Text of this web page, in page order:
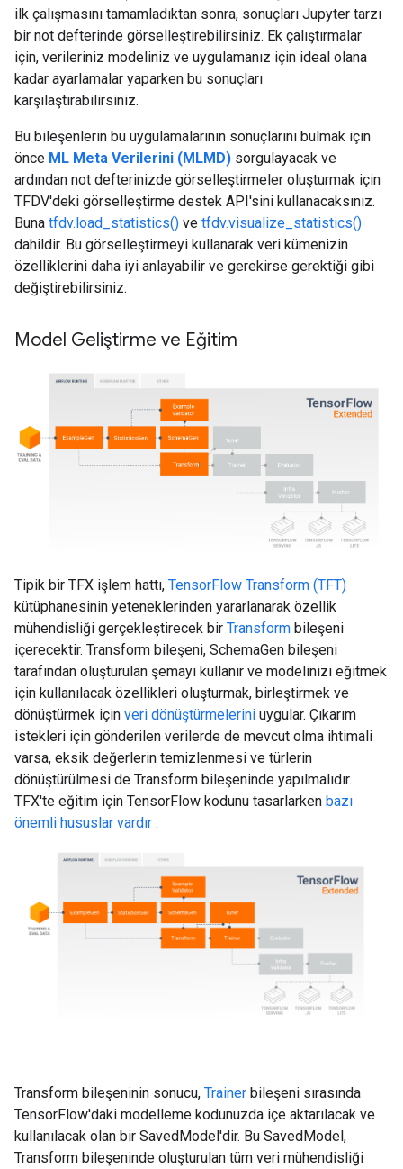
ilk çalışmasını tamamladıktan sonra, sonuçları Jupyter tarzı
bir not defterinde görselleştirebilirsiniz. Ek çalıştırmalar
için, verileriniz modeliniz ve uygulamanız için ideal olana
kadar ayarlamalar yaparken bu sonuçları
karşılaştırabilirsiniz.
Bu bileşenlerin bu uygulamalarının sonuçlarını bulmak için
önce ML Meta Verilerini (MLMD) sorgulayacak ve
ardından not defterinizde görselleştirmeler oluşturmak için
TFDV'deki görselleştirme destek API'sini kullanacaksınız.
Buna tfdv.load_statistics() ve tfdv.visualize_statistics()
dahildir. Bu görselleştirmeyi kullanarak veri kümenizin
özelliklerini daha iyi anlayabilir ve gerekirse gerektiği gibi
değiştirebilirsiniz.
Model Geliştirme ve Eğitim
Tipik bir TFX işlem hattı, TensorFlow Transform (TFT)
kütüphanesinin yeteneklerinden yararlanarak özellik
mühendisliği gerçekleştirecek bir Transform bileşeni
içerecektir. Transform bileşeni, SchemaGen bileşeni
tarafından oluşturulan şemayı kullanır ve modelinizi eğitmek
için kullanılacak özellikleri oluşturmak, birleştirmek ve
dönüştürmek için veri dönüştürmelerini uygular. Çıkarım
istekleri için gönderilen verilerde de mevcut olma ihtimali
varsa, eksik değerlerin temizlenmesi ve türlerin
dönüştürülmesi de Transform bileşeninde yapılmalıdır.
TFX'te eğitim için TensorFlow kodunu tasarlarken bazı
önemli hususlar vardır .
Transform bileşeninin sonucu, Trainer bileşeni sırasında
TensorFlow'daki modelleme kodunuzda içe aktarılacak ve
kullanılacak olan bir SavedModel'dir. Bu SavedModel,
Transform bileşeninde oluşturulan tüm veri mühendisliği